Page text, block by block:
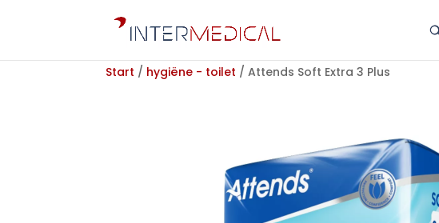
Start / hygiëne - toilet / Attends Soft Extra 3 Plus